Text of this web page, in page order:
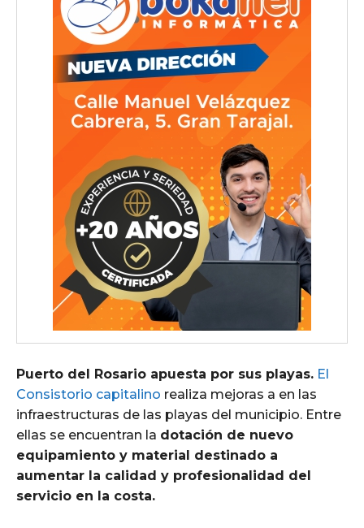
Puerto del Rosario apuesta por sus playas. El
Consistorio capitalino realiza mejoras a en las
infraestructuras de las playas del municipio. Entre
ellas se encuentran la dotación de nuevo
equipamiento y material destinado a
aumentar la calidad y profesionalidad del
servicio en la costa.